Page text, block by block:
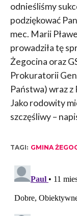
odnieśliśmy
podziękować
mec. Marii
prowadziła tę
Żegocina oraz
Prokuratorii
Państwa) wraz
Jako rodowity
szczęśliwy –
TAGI: GMINA